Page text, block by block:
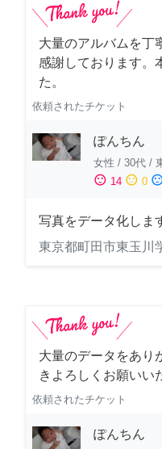
大量のアルバムを丁
感謝しております。
た。
依頼されたチケット
ぽんちん
女性 / 30代 /
sentiment_satisfied 14 sentiment_neutral 0
写真をデータ化しま
東京都町田市東玉川
大量のデータをあり
きよろしくお願いい
依頼されたチケット
ぽんちん